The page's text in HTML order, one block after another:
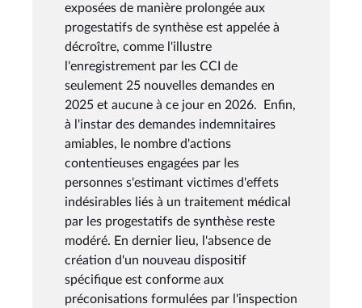
exposées de manière prolongée aux
progestatifs de synthèse est appelée à
décroître, comme l'illustre
l'enregistrement par les CCI de
seulement 25 nouvelles demandes en
2025 et aucune à ce jour en 2026. Enfin,
à l'instar des demandes indemnitaires
amiables, le nombre d'actions
contentieuses engagées par les
personnes s'estimant victimes d'effets
indésirables liés à un traitement médical
par les progestatifs de synthèse reste
modéré. En dernier lieu, l'absence de
création d'un nouveau dispositif
spécifique est conforme aux
préconisations formulées par l'inspection